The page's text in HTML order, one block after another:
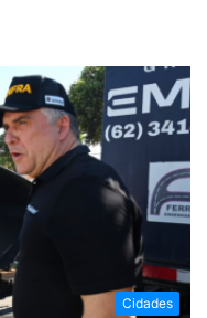
Cidades